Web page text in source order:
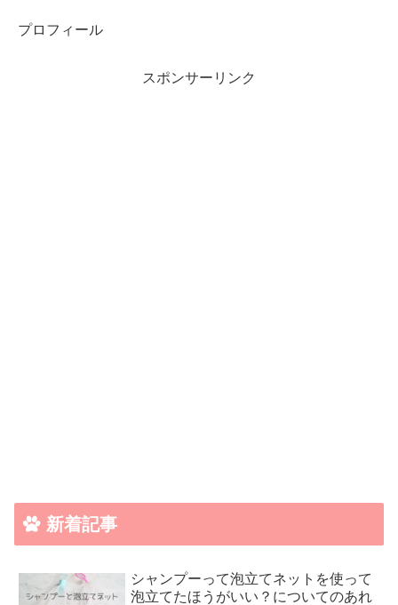
プロフィール
スポンサーリンク
新着記事
シャンプーって泡立てネットを使って
泡立てたほうがいい？についてのあれ